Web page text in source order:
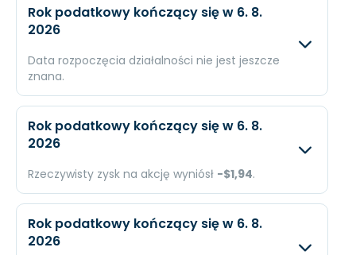
Rok podatkowy kończący się w 6. 8.
2026
Data rozpoczęcia działalności nie jest jeszcze
znana.
Przychody
Dochód $276,2 mln.
EPS $5,95
Rok podatkowy kończący się w 6. 8.
2026
Rzeczywisty zysk na akcję wyniósł -$1,94.
Przychody
Rok podatkowy kończący się w 6. 8.
2026